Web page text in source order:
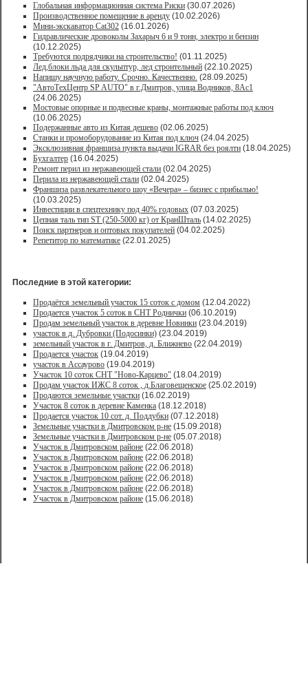
Глобальная информационная система Риски (30.07.2026)
Производственное помещение в аренду (10.02.2026)
Мини-экскаватор Cat302 (16.01.2026)
Гидравлические дровоколы Захарыч 6 и 9 тонн, электро и бензин
(10.12.2025)
Требуются подрядчики на строительство! (01.11.2025)
Лед,блоки льда для скульптур, лед строительный (22.10.2025)
Напишу научную работу. Срочно. Качественно. (28.09.2025)
"АвтоТехЦентр SP AUTO" в г.Дмитров, улица Водников, 8Ас1
(24.06.2025)
Мостовые опорные и подвесные краны, монтажные работы под ключ
(10.06.2025)
Подержанные авто из Китая дешево (02.06.2025)
Станки и промоборудование из Китая под ключ (24.04.2025)
Эксклюзивная франшиза пункта выдачи IGRAR без роялти (18.04.2025)
Бухгалтер (16.04.2025)
Ремонт перил из нержавеющей стали (02.04.2025)
Перила из нержавеющей стали (02.04.2025)
Франшиза развлекательного шоу «Вечера» – бизнес с прибылью!
(10.03.2025)
Инвестиции в спецтехнику под 40% годовых (07.03.2025)
Цепная таль тип ST (250-5000 кг) от КранШталь (14.02.2025)
Поиск партнеров и оптовых покупателей (04.02.2025)
Репетитор по математике (22.01.2025)
Последние в этой категории:
Продаётся земельный участок 15 соток с домом (12.04.2022)
Продается участок 5 соток в СНТ Роднички (06.10.2019)
Продам земельный участок в деревне Новинки (23.04.2019)
участок в д. Дубровки (Подосинки) (23.04.2019)
земельный участок в г. Дмитров, д. Ближнево (22.04.2019)
Продается участок (19.04.2019)
участок в Ассаурово (19.04.2019)
Участок 10 соток СНТ "Ново-Карцево" (18.04.2019)
Продам участок ИЖС 8 соток , д.Благовещенское (25.02.2019)
Продаются земельные участки (16.02.2019)
Участок 8 соток в деревне Каменка (18.12.2018)
Продается участок 10 сот. д. Поддубки (07.12.2018)
Земельные участки в Дмитровском р-не (15.09.2018)
Земельные участки в Дмитровском р-не (05.07.2018)
Участок в Дмитровском районе (22.06.2018)
Участок в Дмитровском районе (22.06.2018)
Участок в Дмитровском районе (22.06.2018)
Участок в Дмитровском районе (22.06.2018)
Участок в Дмитровском районе (22.06.2018)
Участок в Дмитровском районе (15.06.2018)